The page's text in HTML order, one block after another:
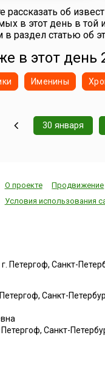
винный
Новой
Регион
– сегодня
на весь мир
район –
на северо-
острова Южный,
год во
выходные февраля
рассказать об
в этот день в той
раздел статью об
в этот день
Именины
30 января
О проекте Продвижение
Условия использования
Петергоф, Санкт-
Санкт-
Петергоф,Санкт-